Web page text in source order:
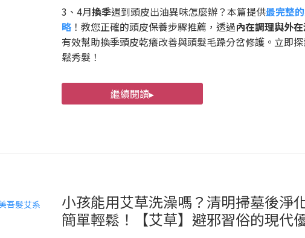
3、4月換季遇到頭皮出油異味怎麼辦？本篇提供最完整
略 ！教您正確的頭皮保養步驟推薦，透過內在調理與外
有效幫助換季頭皮乾癢改善與頭髮毛躁分岔修護。立即
鬆秀髮！
繼續閱讀▸
小孩能用艾草洗澡嗎？清明掃墓後淨
簡單輕鬆！【艾草】避邪習俗的現代